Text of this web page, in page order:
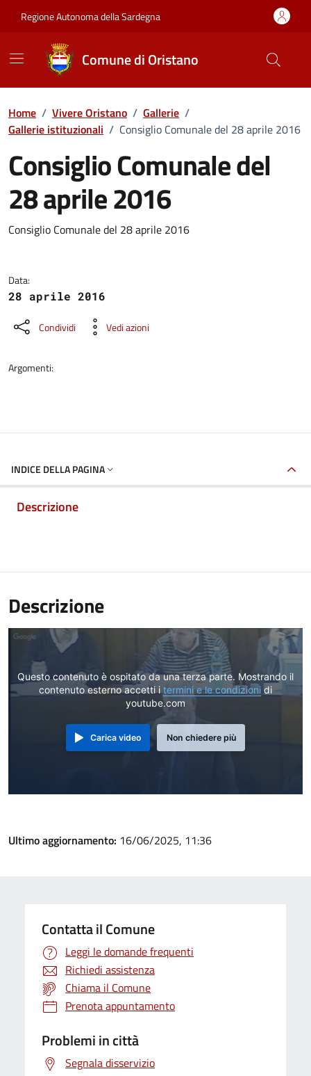
Regione Autonoma della Sardegna
Comune di Oristano
Home / Vivere Oristano / Gallerie /
Gallerie istituzionali / Consiglio Comunale del 28 aprile 2016
Consiglio Comunale del
28 aprile 2016
Dettaglio della galleria di
Consiglio Comunale del 28 aprile 2016
Data:
28 aprile 2016
Condividi Vedi azioni
Argomenti:
INDICE DELLA PAGINA
Descrizione
Descrizione
Questo contenuto è ospitato da una terza parte. Mostrando il
contenuto esterno accetti itermini e le condizioni di
youtube.com
Carica video Non chiedere più
Ultimo aggiornamento: 16/06/2025, 11:36
Contatta il Comune
Leggi le domande frequenti
Richiedi assistenza
Chiama il Comune
Prenota appuntamento
Problemi in città
Segnala disservizio